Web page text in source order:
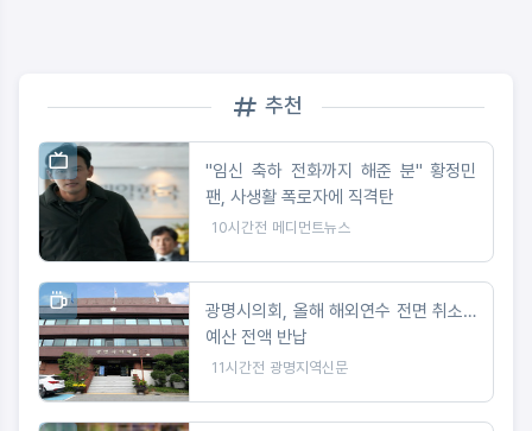
추천
"임신 축하 전화까지 해준 분" 황정민
팬, 사생활 폭로자에 직격탄
10시간전 메디먼트뉴스
광명시의회, 올해 해외연수 전면 취소…
예산 전액 반납
11시간전 광명지역신문